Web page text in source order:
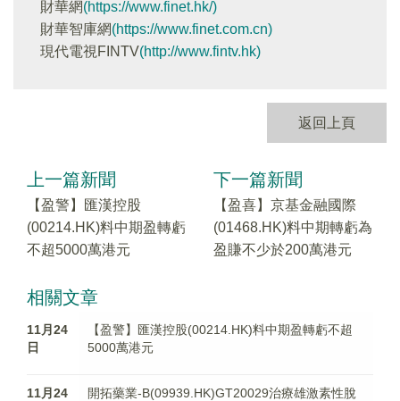
財華網(https://www.finet.hk/)
財華智庫網(https://www.finet.com.cn)
現代電視FINTV(http://www.fintv.hk)
返回上頁
上一篇新聞
【盈警】匯漢控股
(00214.HK)料中期盈轉虧
不超5000萬港元
下一篇新聞
【盈喜】京基金融國際
(01468.HK)料中期轉虧為
盈賺不少於200萬港元
相關文章
11月24
日
【盈警】匯漢控股(00214.HK)料中期盈轉虧不超
5000萬港元
11月24
開拓藥業-B(09939.HK)GT20029治療雄激素性脫